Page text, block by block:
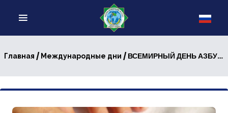
Главная / Международные дни / ВСЕМИРНЫЙ ДЕНЬ АЗБУКИ БРАЙЛЯ